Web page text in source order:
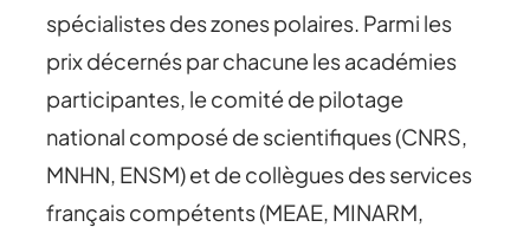
spécialistes des zones polaires. Parmi les
prix décernés par chacune les académies
participantes, le comité de pilotage
national composé de scientifiques (CNRS,
MNHN, ENSM) et de collègues des services
français compétents (MEAE, MINARM,